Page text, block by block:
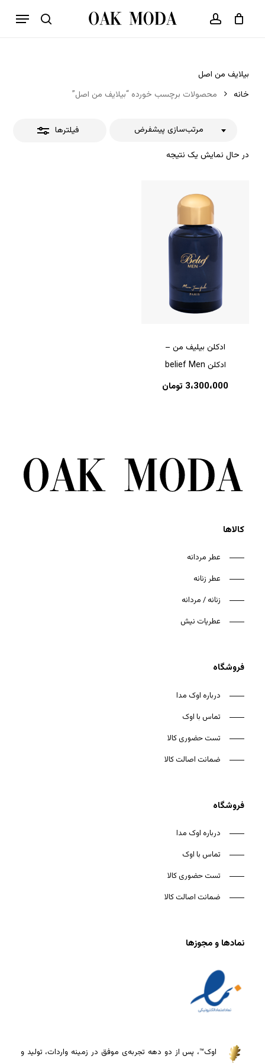
جستجو حساب کاربری
فهرست
سبد خرید بستن
هیچ محصولی در سبد خرید نیست.
بیلایف من اصل
خانه
محصولات برچسب خورده “بیلایف من اصل”
فیلترها
در حال نمایش یک نتیجه
مرتب‌سازی پیشفرض
بستن
ادکلن بیلیف من –
ادکلن belief Men
3،300،000 تومان
کالاها
عطر مردانه
عطر زنانه
زنانه / مردانه
عطریات نیش
فروشگاه
درباره اوک مدا
تماس با اوک
تست حضوری کالا
ضمانت اصالت کالا
فروشگاه
درباره اوک مدا
تماس با اوک
تست حضوری کالا
ضمانت اصالت کالا
نمادها و مجوزها
اوک™، پس از دو دهه تجربه‌ی موفق در زمینه واردات، تولید و